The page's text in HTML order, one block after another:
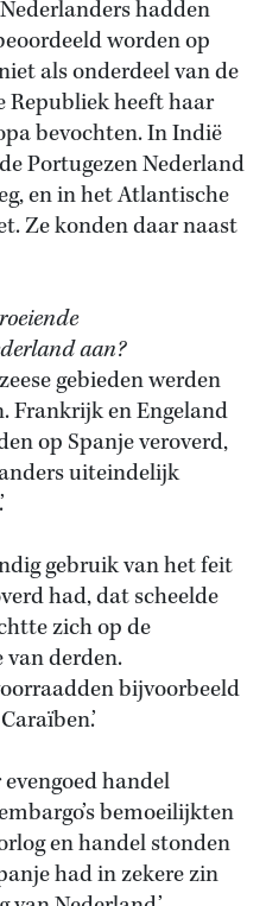
hadden
worden op
als onderdeel van de
Republiek heeft haar
bevochten. In Indië
Portugezen Nederland
en in het Atlantische
Ze konden daar naast
aan?
gebieden werden
Frankrijk en Engeland
op Spanje veroverd,
uiteindelijk
gebruik van het feit
had, dat scheelde
zich op de
van derden.
bijvoorbeeld
handel
bemoeilijkten
en handel stonden
had in zekere zin